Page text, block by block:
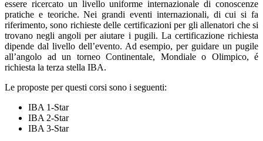
essere ricercato un livello uniforme internazionale di conoscenze
pratiche e teoriche. Nei grandi eventi internazionali, di cui si fa
riferimento, sono richieste delle certificazioni per gli allenatori che si
trovano negli angoli per aiutare i pugili. La certificazione richiesta
dipende dal livello dell’evento. Ad esempio, per guidare un pugile
all’angolo ad un torneo Continentale, Mondiale o Olimpico, é
richiesta la terza stella IBA.
Le proposte per questi corsi sono i seguenti:
IBA 1-Star
IBA 2-Star
IBA 3-Star